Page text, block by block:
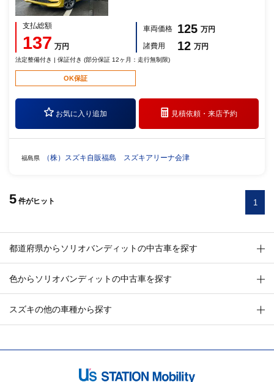
支払総額
137 万円
車両価格 125 万円
諸費用
12 万円
法定整備付き | 保証付き (部分保証 12ヶ月：走行無制限)
OK保証
お気に入り追加 見積依頼・来店予約
福島県 （株）スズキ自販福島 スズキアリーナ会津
5 件がヒット 1
都道府県からソリオバンディットの中古車を探す
色からソリオバンディットの中古車を探す
スズキの他の車種から探す